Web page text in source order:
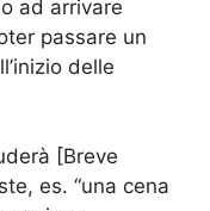
ad arrivare
passare un
delle
[Breve
es. “una cena